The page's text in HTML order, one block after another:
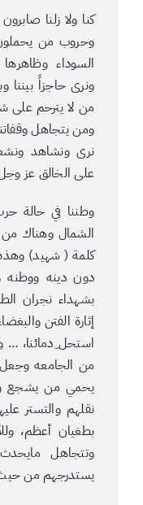
كنا ولا زلنا
وحروب من يحملون
السوداء
ونرى حاجزاً
من لا يترحم على
ومن يتجاهل
نرى ونشاهد
على الخالق عز
وطننا في حالة
الشمال وهناك من
كلمة ( شهيد)
دون دينه
بشهداء نجران
إثارة الفتن
استحل ِدمائنا، …
من الجامعه وجعل
يحمي من يشجع
نقلهم والتستر
بطغيان أعظم،
وتتجاهل
يستدرجهم من